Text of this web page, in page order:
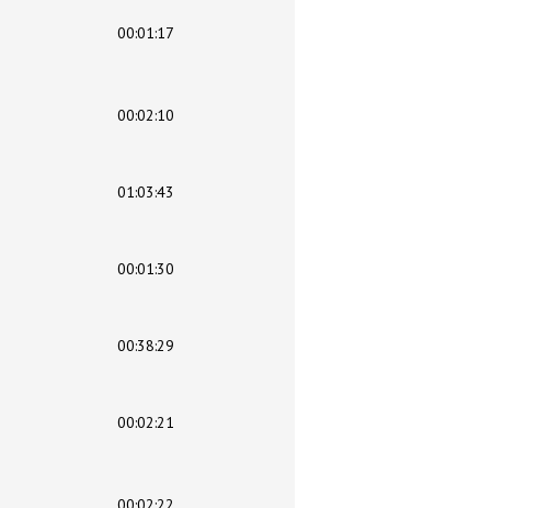
00:01:17
00:02:10
01:03:43
00:01:30
00:38:29
00:02:21